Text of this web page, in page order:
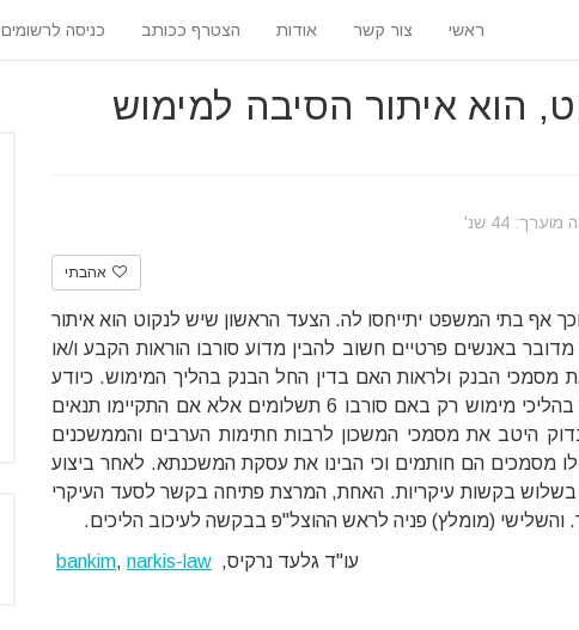
ראשי צור קשר אודות הצטרף ככותב כניסה לרשומים
הוא איתור הסיבה למימוש
44 שנ'
אהבתי
אף בתי המשפט יתייחסו לה. הצעד הראשון שיש לנקוט הוא איתור
באנשים פרטיים חשוב להבין מדוע סורבו הוראות הקבע ו/או
הבנק ולראות האם בדין החל הבנק בהליך המימוש. כיודע
כיום לאור תיקון חוק ההוצל"פ בנק יכול להתחיל בהליכי מימוש רק באם סורבו 6 תשלומים אלא אם התקיימו תנאים
היטב את מסמכי המשכון לרבות חתימות הערבים והממשכנים
מסמכים הם חותמים וכי הבינו את עסקת המשכנתא. לאחר ביצוע
בשלוש בקשות עיקריות. האחת, המרצת פתיחה בקשר לסעד העיקרי
(מומלץ) פניה לראש ההוצל"פ בבקשה לעיכוב הליכים.
עו"ד גלעד נרקיס,
bankim, narkis-law